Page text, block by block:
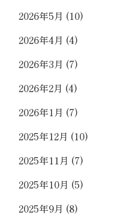
2026年5月 (10)
2026年4月 (4)
2026年3月 (7)
2026年2月 (4)
2026年1月 (7)
2025年12月 (10)
2025年11月 (7)
2025年10月 (5)
2025年9月 (8)